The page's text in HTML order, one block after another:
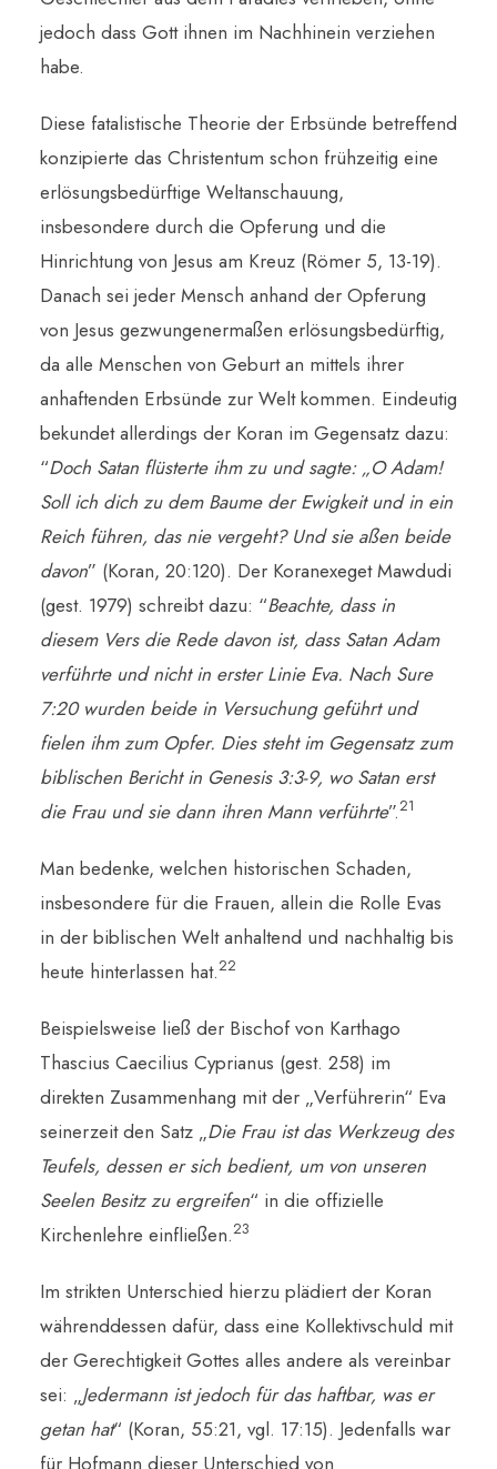
jedoch dass Gott ihnen im Nachhinein verziehen
habe.
Diese fatalistische Theorie der Erbsünde betreffend
konzipierte das Christentum schon frühzeitig eine
erlösungsbedürftige Weltanschauung,
insbesondere durch die Opferung und die
Hinrichtung von Jesus am Kreuz (Römer 5, 13-19).
Danach sei jeder Mensch anhand der Opferung
von Jesus gezwungenermaßen erlösungsbedürftig,
da alle Menschen von Geburt an mittels ihrer
anhaftenden Erbsünde zur Welt kommen. Eindeutig
bekundet allerdings der Koran im Gegensatz dazu:
“Doch Satan flüsterte ihm zu und sagte: „O Adam!
Soll ich dich zu dem Baume der Ewigkeit und in ein
Reich führen, das nie vergeht? Und sie aßen beide
davon” (Koran, 20:120). Der Koranexeget Mawdudi
(gest. 1979) schreibt dazu: “Beachte, dass in
diesem Vers die Rede davon ist, dass Satan Adam
verführte und nicht in erster Linie Eva. Nach Sure
7:20 wurden beide in Versuchung geführt und
fielen ihm zum Opfer. Dies steht im Gegensatz zum
biblischen Bericht in Genesis 3:3-9, wo Satan erst
die Frau und sie dann ihren Mann verführte”.21
Man bedenke, welchen historischen Schaden,
insbesondere für die Frauen, allein die Rolle Evas
in der biblischen Welt anhaltend und nachhaltig bis
heute hinterlassen hat.22
Beispielsweise ließ der Bischof von Karthago
Thascius Caecilius Cyprianus (gest. 258) im
direkten Zusammenhang mit der „Verführerin“ Eva
seinerzeit den Satz „Die Frau ist das Werkzeug des
Teufels, dessen er sich bedient, um von unseren
Seelen Besitz zu ergreifen“ in die offizielle
Kirchenlehre einfließen.23
Im strikten Unterschied hierzu plädiert der Koran
währenddessen dafür, dass eine Kollektivschuld mit
der Gerechtigkeit Gottes alles andere als vereinbar
sei: „Jedermann ist jedoch für das haftbar, was er
getan hat“ (Koran, 55:21, vgl. 17:15). Jedenfalls war
für Hofmann dieser Unterschied von